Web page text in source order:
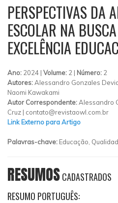
PERSPECTIVAS DA
ESCOLAR NA
EXCELÊNCIA
Ano: 2024 | Volume: 2 | Número: 2
Autores:Alessandro Gonzales
Naomi Kawakami
Autor Correspondente:Alessandro
Cruz | contato@revistaowl.com.br
Link Externo para Artigo
Palavras-chave: Educação,
RESUMOSCADASTRADOS
RESUMO PORTUGUÊS: